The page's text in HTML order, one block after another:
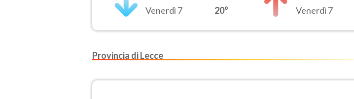
Venerdì 7 20° Venerdì 7
Provincia di Lecce